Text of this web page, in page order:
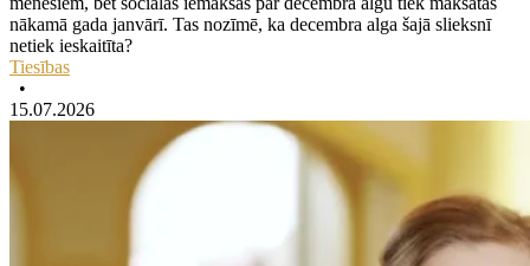
nākamā gada janvārī. Tas nozīmē, ka decembra alga šajā slieksnī
netiek ieskaitīta?
Tiesības
•
15.07.2026